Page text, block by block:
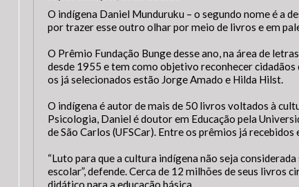
O indígena Daniel Munduruku – o segundo nome é a
por trazer esse outro olhar por meio de livros e em
O Prêmio Fundação Bunge desse ano, na área de
desde 1955 e tem como objetivo reconhecer
os já selecionados estão Jorge Amado e Hilda Hilst.
O indígena é autor de mais de 50 livros voltados à
Psicologia, Daniel é doutor em Educação pela
de São Carlos (UFSCar). Entre os prêmios já
“Luto para que a cultura indígena não seja
escolar”, defende. Cerca de 12 milhões de seus livros
didático para a educação básica.